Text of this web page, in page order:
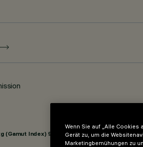
(Gamut Index) 98
Wenn Sie auf „Alle Cookies
Gerät zu, um die
Marketingbemühungen zu